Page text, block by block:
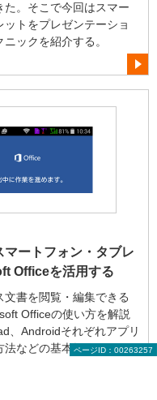
た。そこで今回はスマー
ットをプレゼンテーショ
ックを紹介する。
マートフォン・タブレ
Officeを活用する
文書を閲覧・編集できる
Officeの使い方を解説
、Androidそれぞれアプリ
法などの基本操作にはじ
ページID：00263257